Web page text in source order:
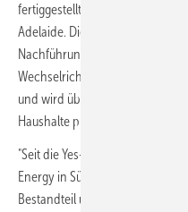
fertiggestellt wurde und
Adelaide. Die Anlage umfasst
Nachführung und
Wechselrichter, kombiniert mit
und wird über 10.000 MWh pro
Haushalte produzieren.
"Seit die Yes-Gruppe vor fünf
Energy in Südaustralien ins
Bestandteil unserer Projekte“,